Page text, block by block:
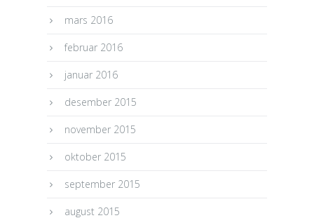
mars 2016
februar 2016
januar 2016
desember 2015
november 2015
oktober 2015
september 2015
august 2015